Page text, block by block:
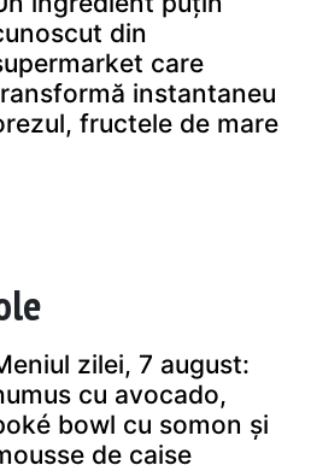
din
care
instantaneu
fructele de mare
zilei, 7 august:
cu avocado,
bowl cu somon și
de caise